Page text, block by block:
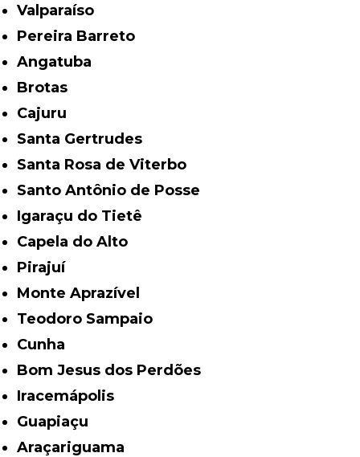
Valparaíso
Pereira Barreto
Angatuba
Brotas
Cajuru
Santa Gertrudes
Santa Rosa de Viterbo
Santo Antônio de Posse
Igaraçu do Tietê
Capela do Alto
Pirajuí
Monte Aprazível
Teodoro Sampaio
Cunha
Bom Jesus dos Perdões
Iracemápolis
Guapiaçu
Araçariguama